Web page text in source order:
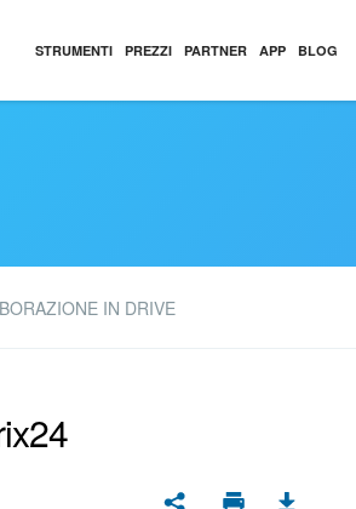
STRUMENTI PREZZI PARTNER APP BLOG
IN DRIVE